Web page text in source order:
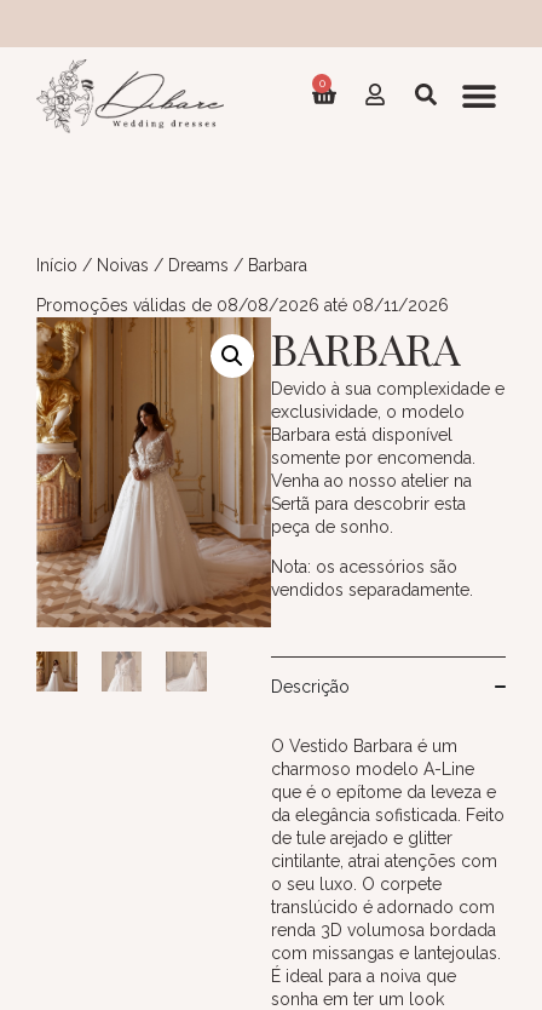
0
Início / Noivas / Dreams / Barbara
Promoções válidas de 08/08/2026 até 08/11/2026
BARBARA
Devido à sua complexidade e
exclusividade, o modelo
Barbara está disponível
somente por encomenda.
Venha ao nosso atelier na
Sertã para descobrir esta
peça de sonho.
Nota: os acessórios são
vendidos separadamente.
Descrição
O Vestido Barbara é um
charmoso modelo A-Line
que é o epítome da leveza e
da elegância sofisticada. Feito
de tule arejado e glitter
cintilante, atrai atenções com
o seu luxo. O corpete
translúcido é adornado com
renda 3D volumosa bordada
com missangas e lantejoulas.
É ideal para a noiva que
sonha em ter um look